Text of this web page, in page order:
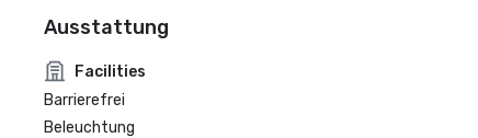
Ausstattung
Facilities
Barrierefrei
Beleuchtung